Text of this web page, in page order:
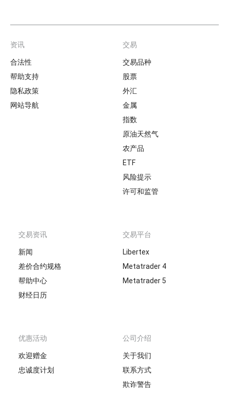
Footer
资讯
合法性
帮助支持
隐私政策
网站导航
交易
交易品种
股票
外汇
金属
指数
原油天然气
农产品
ETF
风险提示
许可和监管
交易资讯
新闻
差价合约规格
帮助中心
财经日历
交易平台
Libertex
Metatrader 4
Metatrader 5
优惠活动
欢迎赠金
忠诚度计划
公司介绍
关于我们
联系方式
欺诈警告